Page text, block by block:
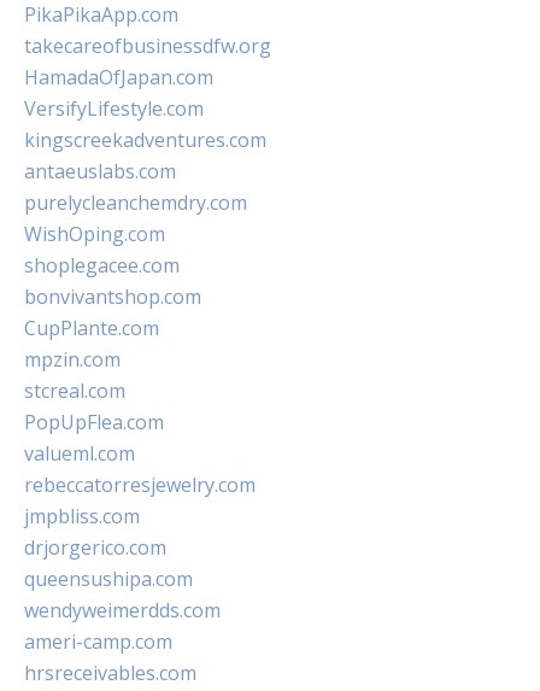
PikaPikaApp.com
takecareofbusinessdfw.org
HamadaOfJapan.com
VersifyLifestyle.com
kingscreekadventures.com
antaeuslabs.com
purelycleanchemdry.com
WishOping.com
shoplegacee.com
bonvivantshop.com
CupPlante.com
mpzin.com
stcreal.com
PopUpFlea.com
valueml.com
rebeccatorresjewelry.com
jmpbliss.com
drjorgerico.com
queensushipa.com
wendyweimerdds.com
ameri-camp.com
hrsreceivables.com